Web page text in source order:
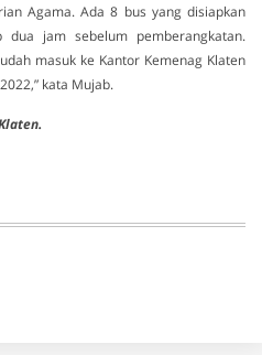
Agama. Ada 8 bus yang disiapkan
jam sebelum pemberangkatan.
masuk ke Kantor Kemenag Klaten
kata Mujab.